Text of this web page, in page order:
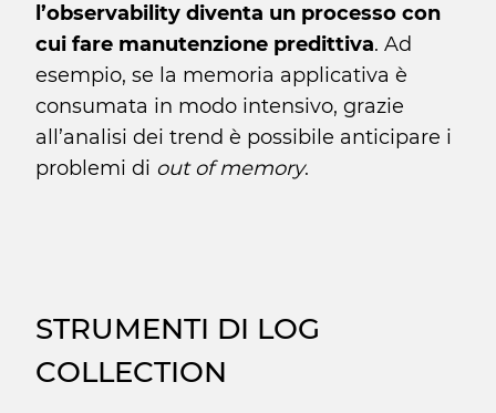
l’observability diventa un processo con
cui fare manutenzione predittiva. Ad
esempio, se la memoria applicativa è
consumata in modo intensivo, grazie
all’analisi dei trend è possibile anticipare i
problemi di out of memory.
STRUMENTI DI LOG
COLLECTION